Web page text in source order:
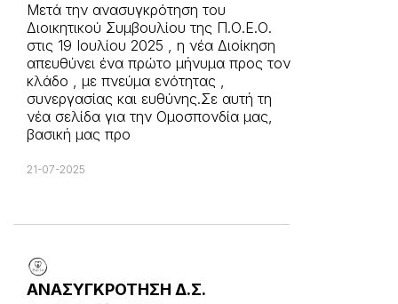
Μετά την ανασυγκρότηση του
Διοικητικού Συμβουλίου της Π.Ο.Ε.Ο.
στις 19 Ιουλίου 2025 , η νέα Διοίκηση
απευθύνει ένα πρώτο μήνυμα προς τον
κλάδο , με πνεύμα ενότητας ,
συνεργασίας και ευθύνης.Σε αυτή τη
νέα σελίδα για την Ομοσπονδία μας,
βασική μας προ
21-07-2025
ΑΝΑΣΥΓΚΡΟΤΗΣΗ Δ.Σ.